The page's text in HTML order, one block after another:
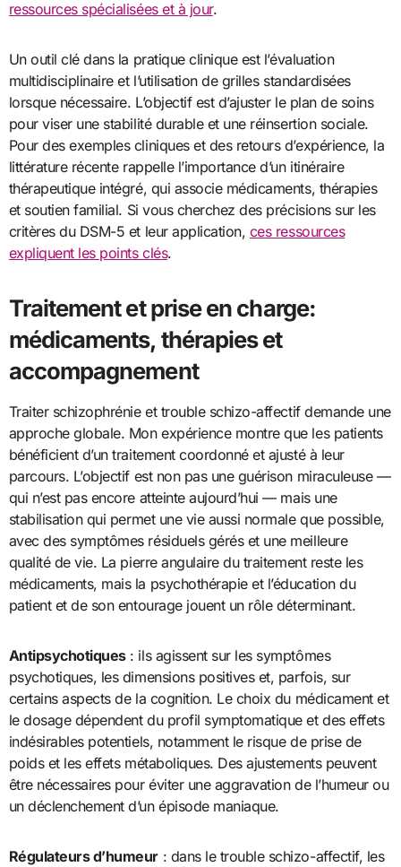
ressources spécialisées et à jour.
Un outil clé dans la pratique clinique est l’évaluation
multidisciplinaire et l’utilisation de grilles standardisées
lorsque nécessaire. L’objectif est d’ajuster le plan de soins
pour viser une stabilité durable et une réinsertion sociale.
Pour des exemples cliniques et des retours d’expérience, la
littérature récente rappelle l’importance d’un itinéraire
thérapeutique intégré, qui associe médicaments, thérapies
et soutien familial. Si vous cherchez des précisions sur les
critères du DSM-5 et leur application, ces ressources
expliquent les points clés.
Traitement et prise en charge:
médicaments, thérapies et
accompagnement
Traiter schizophrénie et trouble schizo-affectif demande une
approche globale. Mon expérience montre que les patients
bénéficient d’un traitement coordonné et ajusté à leur
parcours. L’objectif est non pas une guérison miraculeuse —
qui n’est pas encore atteinte aujourd’hui — mais une
stabilisation qui permet une vie aussi normale que possible,
avec des symptômes résiduels gérés et une meilleure
qualité de vie. La pierre angulaire du traitement reste les
médicaments, mais la psychothérapie et l’éducation du
patient et de son entourage jouent un rôle déterminant.
Antipsychotiques: ils agissent sur les symptômes
psychotiques, les dimensions positives et, parfois, sur
certains aspects de la cognition. Le choix du médicament et
le dosage dépendent du profil symptomatique et des effets
indésirables potentiels, notamment le risque de prise de
poids et les effets métaboliques. Des ajustements peuvent
être nécessaires pour éviter une aggravation de l’humeur ou
un déclenchement d’un épisode maniaque.
Régulateurs d’humeur : dans le trouble schizo-affectif, les